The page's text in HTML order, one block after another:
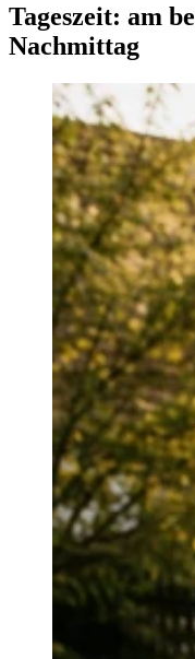
Tageszeit: am
Nachmittag